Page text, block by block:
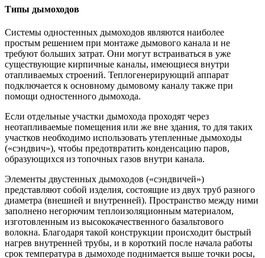
Типы дымоходов
Системы одностенных дымоходов являются наиболее
простым решением при монтаже дымового канала и не
требуют больших затрат. Они могут встраиваться в уже
существующие кирпичные каналы, имеющиеся внутри
отапливаемых строений. Теплогенерирующий аппарат
подключается к основному дымовому каналу также при
помощи одностенного дымохода.
Если отдельные участки дымохода проходят через
неотапливаемые помещения или же вне здания, то для таких
участков необходимо использовать утепленные дымоходы
(«сэндвич»), чтобы предотвратить конденсацию паров,
образующихся из топочных газов внутри канала.
Элементы двустенных дымоходов («сэндвичей»)
представляют собой изделия, состоящие из двух труб разного
диаметра (внешней и внутренней). Пространство между ними
заполнено негорючим теплоизоляционным материалом,
изготовленным из высококачественного базальтового
волокна. Благодаря такой конструкции происходит быстрый
нагрев внутренней трубы, и в короткий после начала работы
срок температура в дымоходе поднимается выше точки росы,